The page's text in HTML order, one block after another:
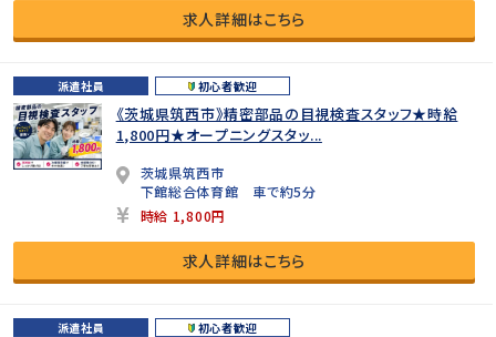
求人詳細はこちら
派遣社員 初心者歓迎
《茨城県筑西市》精密部品の目視検査スタッフ★時給
1,800円★オープニングスタッ...
茨城県筑西市
下館総合体育館 車で約5分
時給 1,800円
求人詳細はこちら
派遣社員 初心者歓迎